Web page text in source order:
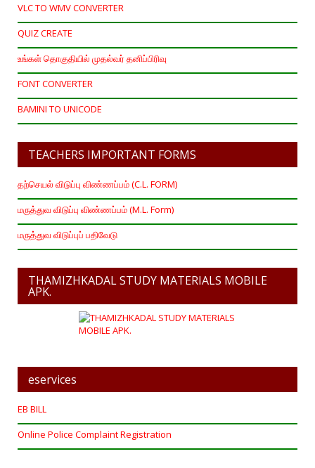
VLC TO WMV CONVERTER
QUIZ CREATE
உங்கள் தொகுதியில் முதல்வர் தனிப்பிரிவு
FONT CONVERTER
BAMINI TO UNICODE
TEACHERS IMPORTANT FORMS
தற்செயல் விடுப்பு விண்ணப்பம் (C.L. FORM)
மருத்துவ விடுப்பு விண்ணப்பம் (M.L. Form)
மருத்துவ விடுப்புப் பதிவேடு
THAMIZHKADAL STUDY MATERIALS MOBILE
APK.
eservices
EB BILL
Online Police Complaint Registration